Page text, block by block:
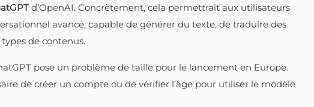
d’OpenAI. Concrètement, cela permettrait aux utilisateurs
avancé, capable de générer du texte, de traduire des
de contenus.
pose un problème de taille pour le lancement en Europe.
de créer un compte ou de vérifier l’âge pour utiliser le modèle